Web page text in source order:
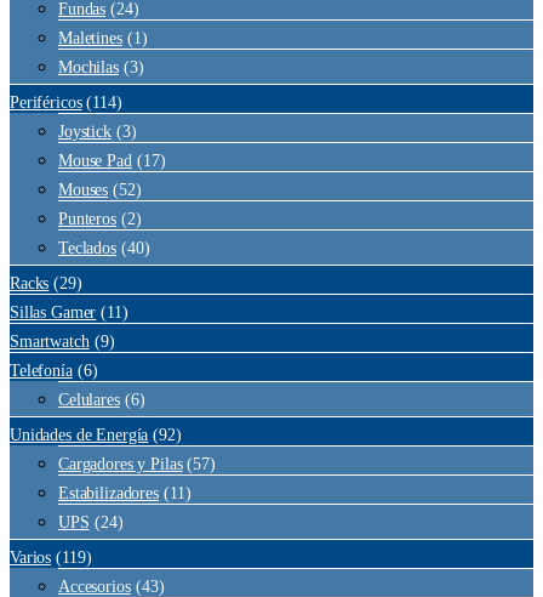
Fundas (24)
Maletines (1)
Mochilas (3)
Periféricos (114)
Joystick (3)
Mouse Pad (17)
Mouses (52)
Punteros (2)
Teclados (40)
Racks (29)
Sillas Gamer (11)
Smartwatch (9)
Telefonía (6)
Celulares (6)
Unidades de Energía (92)
Cargadores y Pilas (57)
Estabilizadores (11)
UPS (24)
Varios (119)
Accesorios (43)